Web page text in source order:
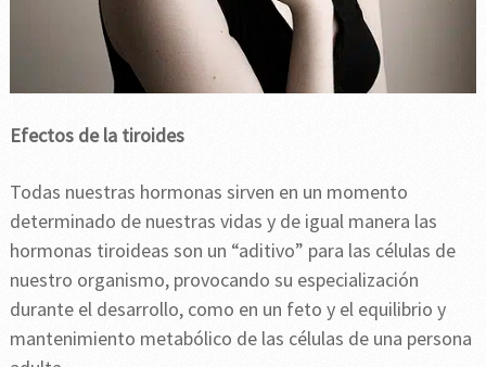
Efectos de la tiroides
Todas nuestras hormonas sirven en un momento
determinado de nuestras vidas y de igual manera las
hormonas tiroideas son un “aditivo” para las células de
nuestro organismo, provocando su especialización
durante el desarrollo, como en un feto y el equilibrio y
mantenimiento metabólico de las células de una persona